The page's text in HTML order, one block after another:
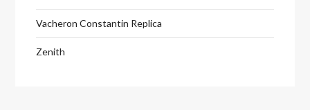
Vacheron Constantin Replica
Zenith